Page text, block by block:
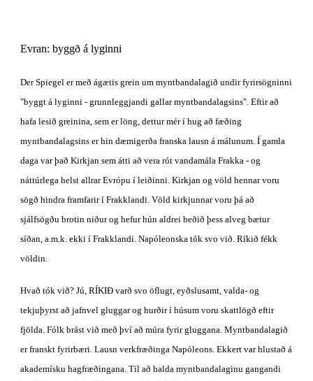
Evran: byggð á lyginni
Der Spiegel er með ágætis grein um myntbandalagið undir fyrirsögninni
"byggt á lyginni - grunnleggjandi gallar myntbandalagsins". Eftir að
hafa lesið greinina, sem er löng, dettur mér í hug að fæðing
myntbandalagsins er hin dæmigerða franska lausn á málunum. Í gamla
daga var það Kirkjan sem átti að vera rót vandamála Frakka - og
náttúrlega helst allrar Evrópu í leiðinni. Kirkjan og völd hennar voru
sögð hindra framfarir í Frakklandi. Völd kirkjunnar voru þá að
sjálfsögðu brotin niður og hefur hún aldrei beðið þess alveg bætur
síðan, a.m.k. ekki í Frakklandi. Napóleonska tók svo við. Ríkið fékk
völdin.
Hvað tók við? Jú, RÍKIÐ varð svo öflugt, eyðslusamt, valda- og
tekjuþyrst að jafnvel gluggar og hurðir í húsum voru skattlögð eftir
fjölda. Fólk brást við með því að múra fyrir gluggana. Myntbandalagið
er franskt fyrirbæri. Lausn verkfræðinga Napóleons. Ekkert var hlustað á
akademísku hagfræðingana. Til að halda myntbandalaginu gangandi